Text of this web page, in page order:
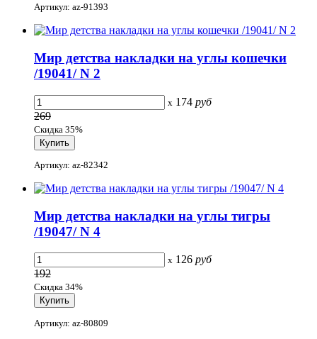
Артикул: az-91393
Мир детства накладки на углы кошечки
/19041/ N 2
x 174 руб
269
Скидка 35%
Артикул: az-82342
Мир детства накладки на углы тигры
/19047/ N 4
x 126 руб
192
Скидка 34%
Артикул: az-80809